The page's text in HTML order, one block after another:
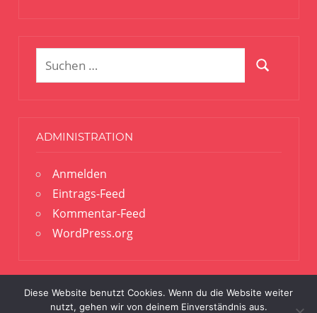
Suchen
Suchen
ADMINISTRATION
Anmelden
Eintrags-Feed
Kommentar-Feed
WordPress.org
Diese Website benutzt Cookies. Wenn du die Website weiter
nutzt, gehen wir von deinem Einverständnis aus.